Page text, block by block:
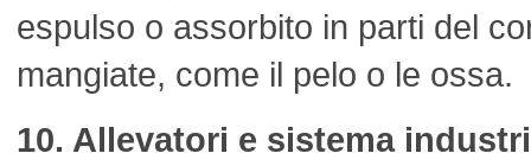
espulso o assorbito in parti del
mangiate, come il pelo o le ossa.
10. Allevatori e sistema